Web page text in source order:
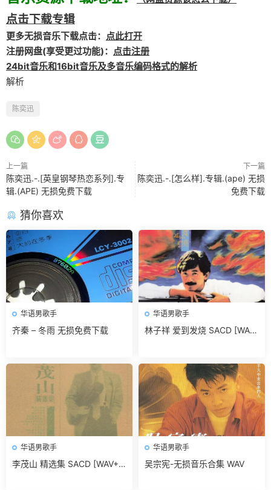
点击下载专辑
更多无损音乐下载点击： 点此打开
注册网盘(享受更过功能)： 点击注册
24bit音乐和16bit音乐及多音乐编码格式的解析
解析
陈奕迅
上一篇
陈奕迅.-.[英皇钢琴热恋系列].专
辑.(APE) 无损免费下载
下一篇
陈奕迅.-.[怎么样].专辑.(ape) 无损
免费下载
猜你喜欢
华语男歌手
齐秦 – 冬雨 无损免费下载
华语男歌手
林子祥 爱到发烧 SACD [WAV
华语男歌手
李茂山 精选集 SACD [WAV+C
华语男歌手
吴宗宪-无损音乐合集 WAV